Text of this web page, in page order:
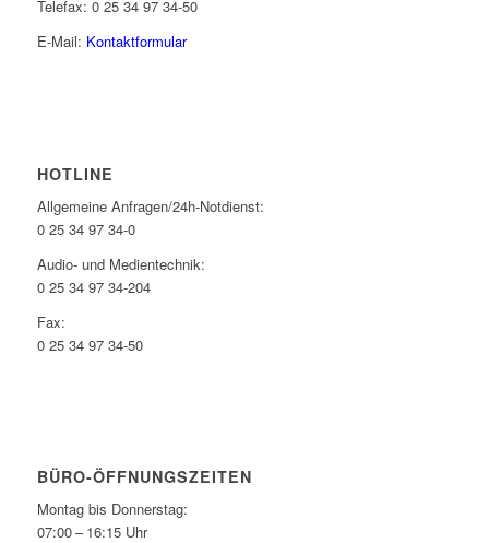
Telefax: 0 25 34 97 34-50
E-Mail: Kontaktformular
HOTLINE
Allgemeine Anfragen/24h-Notdienst:
0 25 34 97 34-0
Audio- und Medientechnik:
0 25 34 97 34-204
Fax:
0 25 34 97 34-50
BÜRO-ÖFFNUNGSZEITEN
Montag bis Donnerstag:
07:00 – 16:15 Uhr